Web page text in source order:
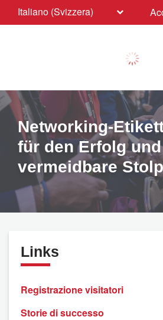
Italiano (Svizzera)
Networking-
für den Erfolg und
vermeidbare
Links
Registrazione visitatori
Storie di successo